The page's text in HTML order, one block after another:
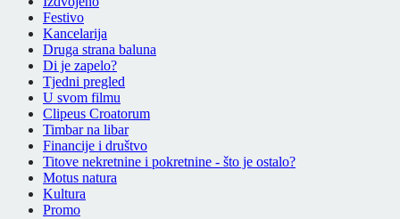
Festivo
Kancelarija
Druga strana baluna
Di je zapelo?
Tjedni pregled
U svom filmu
Clipeus Croatorum
Timbar na libar
Financije i društvo
Titove nekretnine i pokretnine - što je ostalo?
Motus natura
Kultura
Promo